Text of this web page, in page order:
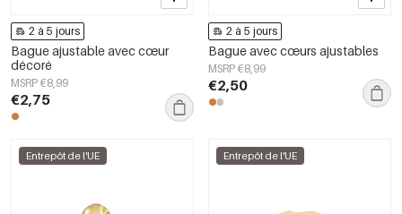
2 à 5 jours
Bague ajustable avec cœur
décoré
MSRP €8,99
€2,75
2 à 5 jours
Bague avec cœurs ajustables
MSRP €8,99
€2,50
Entrepôt de l'UE Entrepôt de l'UE